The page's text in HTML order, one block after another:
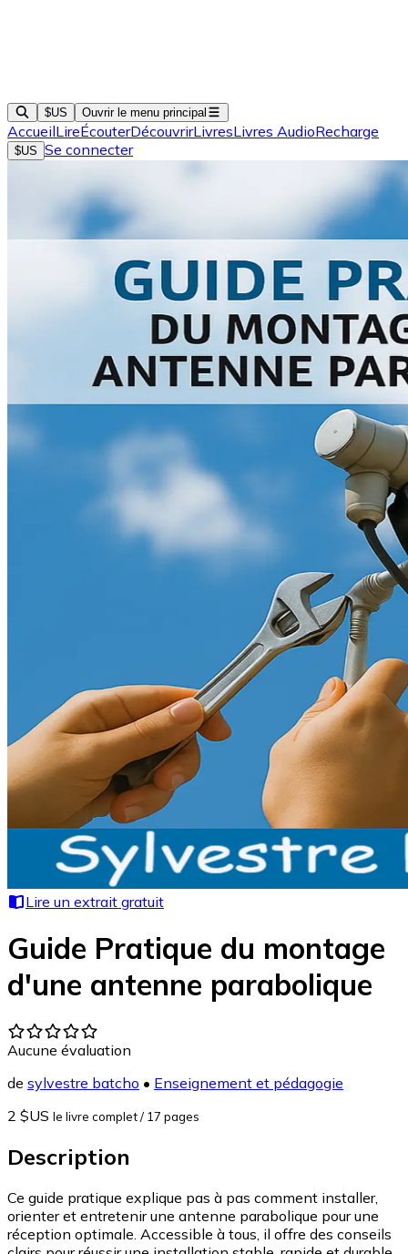
$US Ouvrir le menu principal
AccueilLireÉcouterDécouvrirLivresLivres AudioRecharge
$US Se connecter
Lire un extrait gratuit
Guide Pratique du montage
d'une antenne parabolique
Aucune évaluation
de sylvestre batcho • Enseignement et pédagogie
2 $US le livre complet/ 17 pages
Description
Ce guide pratique explique pas à pas comment installer,
orienter et entretenir une antenne parabolique pour une
réception optimale. Accessible à tous, il offre des conseils